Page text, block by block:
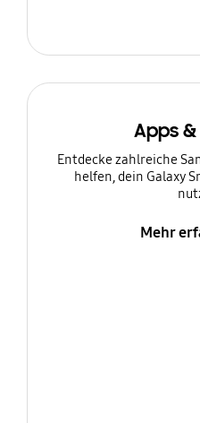
Apps
Entdecke zahlreiche
helfen, dein Galaxy
Mehr